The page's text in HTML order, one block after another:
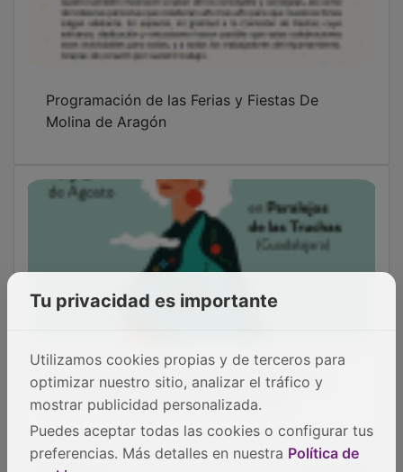
Molina de Aragón
La XXIX Fiesta Ganchera del Alto Tajo se
celebra en Peralejos de las Truchas
Tu privacidad es importante
Utilizamos cookies propias y de terceros para
optimizar nuestro sitio, analizar el tráfico y
mostrar publicidad personalizada.
Puedes aceptar todas las cookies o configurar tus
preferencias. Más detalles en nuestra Política de